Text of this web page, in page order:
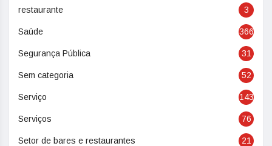
restaurante 3
Saúde 366
Segurança Pública 31
Sem categoria 52
Serviço 143
Serviços 76
Setor de bares e restaurantes 21